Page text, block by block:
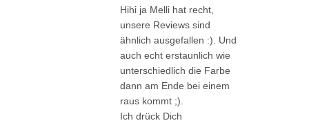
Hihi ja Melli hat recht,
unsere Reviews sind
ähnlich ausgefallen :). Und
auch echt erstaunlich wie
unterschiedlich die Farbe
dann am Ende bei einem
raus kommt ;).
Ich drück Dich